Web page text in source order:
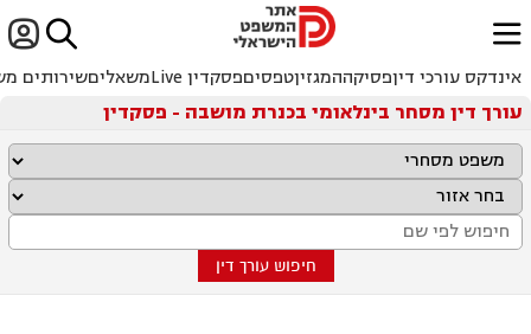

ﱐ
אינדקס עורכי דיןפסיקההמגזיןטפסיםפסקדין Live משאליםשירותים
עורך דין מסחר בינלאומי בכנרת מושבה - פסקדין
חיפוש עורך דין